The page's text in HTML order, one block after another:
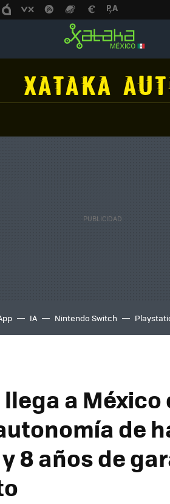
IA Nintendo Switch
a
de
8 años de